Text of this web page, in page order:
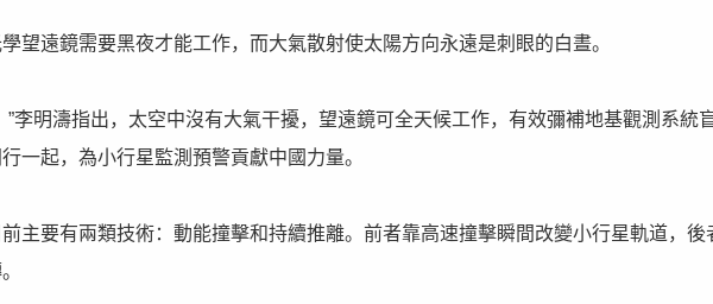
望遠鏡需要黑夜才能工作，而大氣散射使太陽方向永遠是刺眼的白晝。
李明濤指出，太空中沒有大氣干擾，望遠鏡可全天候工作，有效彌補地基觀測系統
一起，為小行星監測預警貢獻中國力量。
主要有兩類技術：動能撞擊和持續推離。前者靠高速撞擊瞬間改變小行星軌道，後